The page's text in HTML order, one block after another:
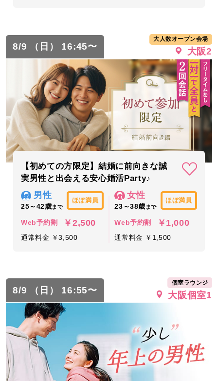
8/9 （日） 16:45〜
大人数オープン会場
大阪2
【初めての方限定】結婚に前向きな誠
実男性と出会える安心婚活Party♪
男性
25～42歳まで
ほぼ満員
Web予約割 ￥2,500
通常料金 ￥3,500
女性
23～38歳 まで
ほぼ満員
Web予約割 ￥1,000
通常料金 ￥1,500
8/9 （日） 16:55〜
個室ラウンジ
大阪個室1